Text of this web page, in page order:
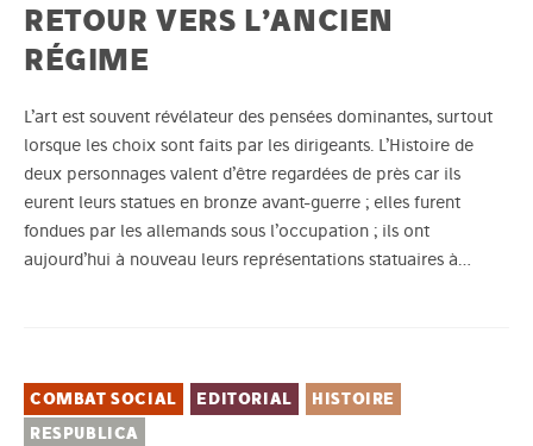
RETOUR VERS L’ANCIEN
RÉGIME
L’art est souvent révélateur des pensées dominantes, surtout
lorsque les choix sont faits par les dirigeants. L’Histoire de
deux personnages valent d’être regardées de près car ils
eurent leurs statues en bronze avant-guerre ; elles furent
fondues par les allemands sous l’occupation ; ils ont
aujourd’hui à nouveau leurs représentations statuaires à…
COMBAT SOCIAL EDITORIAL
HISTOIRE
RESPUBLICA